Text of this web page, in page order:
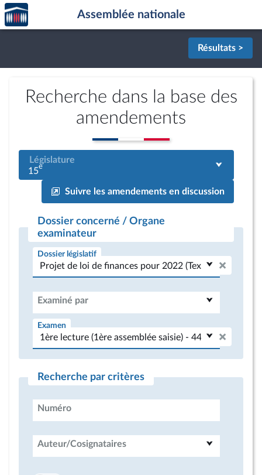
Aller au contenu
Aller en bas de la page
Accèder
à la
page
Assemblée nationale
Résultats >
Recherche dans la base des
amendements
Législature
15e
Suivre les amendements en discussion
Dossier concerné / Organe
examinateur
Dossier législatif
Examiné par
Examen
Recherche par critères
Numéro
Auteur/Cosignataires